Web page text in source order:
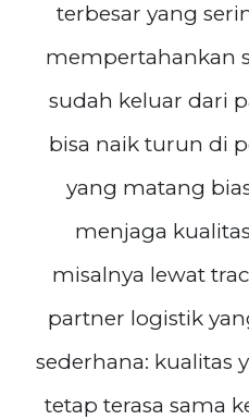
terbesar yang
mempertahankan
sudah keluar dari
bisa naik turun di
yang matang
menjaga
misalnya lewat
partner logistik
sederhana: kualitas
tetap terasa sama